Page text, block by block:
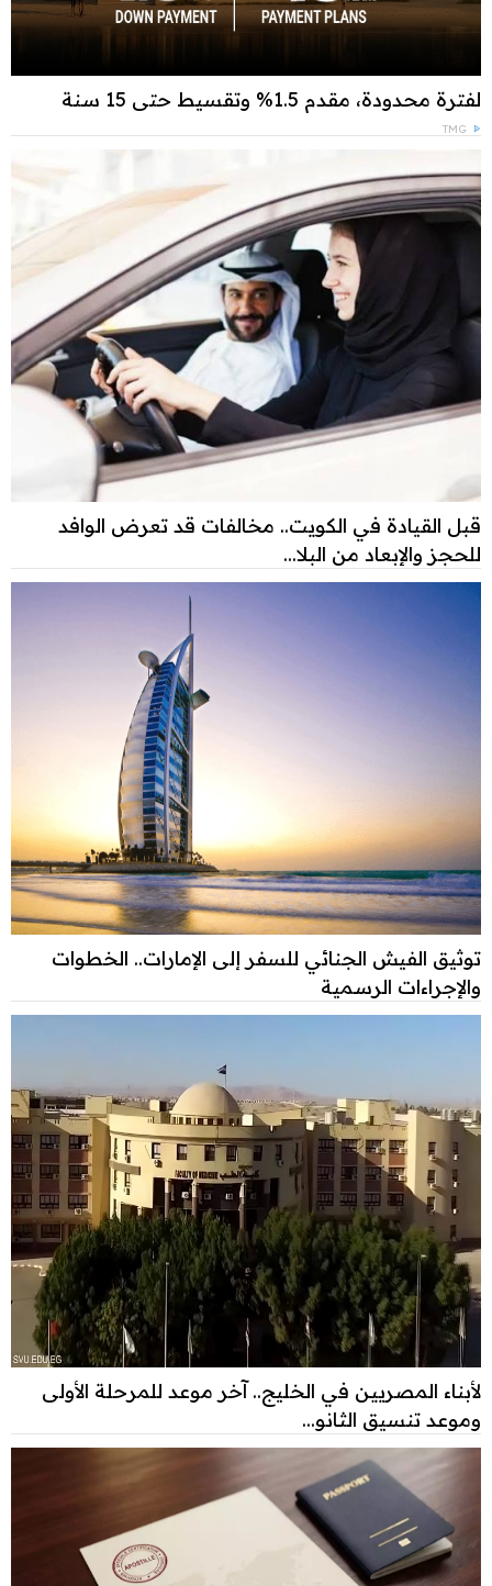
لفترة محدودة، مقدم 1.5% وتقسيط حتى 15 سنة
TMG
قبل القيادة في الكويت.. مخالفات قد تعرض الوافد
للحجز والإبعاد من البلا...
توثيق الفيش الجنائي للسفر إلى الإمارات.. الخطوات
والإجراءات الرسمية
لأبناء المصريين في الخليج.. آخر موعد للمرحلة الأولى
وموعد تنسيق الثانو...